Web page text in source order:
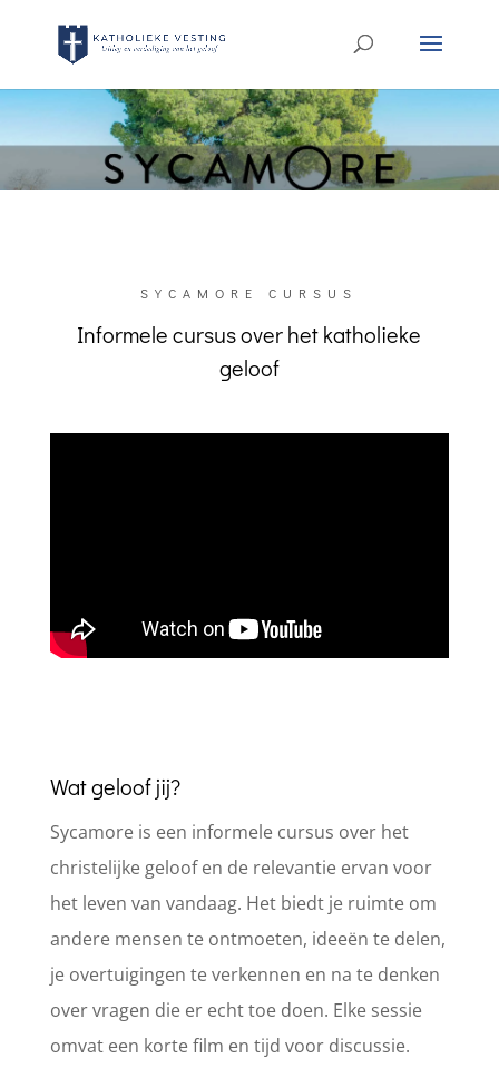
SYCAMORE CURSUS
Informele cursus over het katholieke
geloof
Wat geloof jij?
Sycamore is een informele cursus over het
christelijke geloof en de relevantie ervan voor
het leven van vandaag. Het biedt je ruimte om
andere mensen te ontmoeten, ideeën te delen,
je overtuigingen te verkennen en na te denken
over vragen die er echt toe doen. Elke sessie
omvat een korte film en tijd voor discussie.